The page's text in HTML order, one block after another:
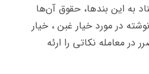
به این بندها، حقوق آن‌ها
در مورد خیار غبن ، خیار
معامله نکاتی را ارئه